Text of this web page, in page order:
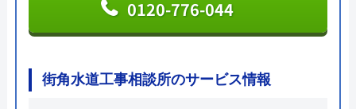
0120-776-044
街角水道工事相談所のサービス情報